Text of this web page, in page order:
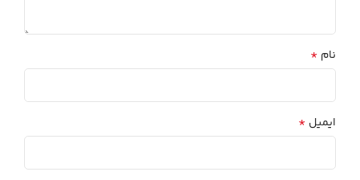
نام *
ایمیل *